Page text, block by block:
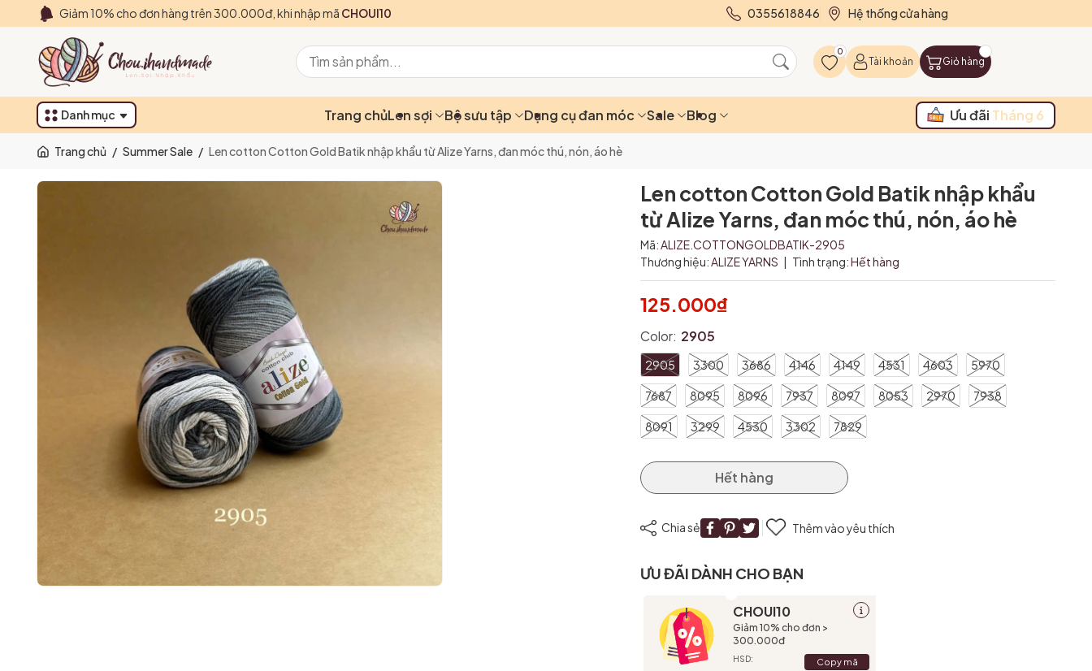
Giảm 10% cho đơn hàng trên 300.000đ, khi nhập mã CHOUI10 0355618846 Hệ thống cửa hàng
0
Tài khoản Giỏ hàng
Danh mục Trang chủLen sợi Bộ sưu tập Dụng cụ đan móc Sale Blog Ưu đãi Tháng 6
Trang chủ / Summer Sale / Len cotton Cotton Gold Batik nhập khẩu từ Alize Yarns, đan móc thú, nón, áo hè
Len cotton Cotton Gold Batik nhập khẩu
từ Alize Yarns, đan móc thú, nón, áo hè
Mã:ALIZE.COTTONGOLDBATIK-2905
Thương hiệu:ALIZE YARNS | Tình trạng:Hết hàng
125.000₫
Color: 2905
2905 3300 3686 4146 4149 4531 4603 5970
7687 8095 8096 7937 8097 8053 2970 7938
8091 3299 4530 3302 7829
Hết hàng
Chia sẻ Thêm vào yêu thích
ƯU ĐÃI DÀNH CHO BẠN
CHOUI10
Giảm 10% cho đơn >
300.000đ
HSD: Copy mã